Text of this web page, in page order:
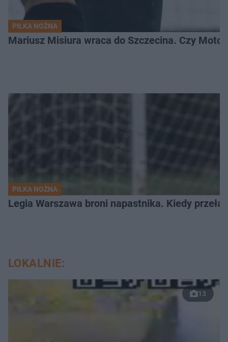
PIŁKA NOŻNA
Mariusz Misiura wraca do Szczecina. Czy
PIŁKA NOŻNA
Legia Warszawa broni napastnika. Kiedy
LOKALNIE:
13